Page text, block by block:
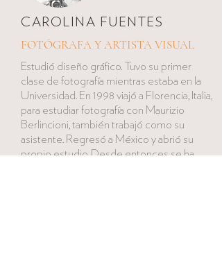
CAROLINA FUENTES
FOTÓGRAFA Y ARTISTA VISUAL
Estudió diseño gráfico. Tuvo su primer
clase de fotografía mientras estaba en la
Universidad. En 1998 viajó a Florencia, Italia,
para estudiar fotografía con Maurizio
Berlincioni, también trabajó como su
asistente. Regresó a México y abrió su
propio estudio. Desde entonces se ha